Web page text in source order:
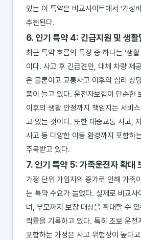
있는 이 특약은 비교사이트에서 ‘가성
추천된다.
6. 인기 특약 4: 긴급지원 및 생활
최근 특약 흐름의 특징 중 하나는 ‘생
이다. 사고 후 긴급견인, 대체 차량 제
은 물론이고 교통사고 이후의 심리 상
품이 늘고 있다. 운전자보험이 단순한
이후의 생활 안정까지 책임지는 서비
고 있는 것이다. 또한 대중교통 사고,
사고 등 다양한 이동 환경까지 포함하
주목받고 있다.
7. 인기 특약 5: 가족운전자 확대
가정 단위 가입자의 증가로 인해 가족
는 특약 수요가 늘었다. 실제로 비교사
녀, 부모까지 보장 대상을 확대할 수
릭률을 기록하고 있다. 특히 초보 운전
포함하는 가정은 사고 위험성이 높다